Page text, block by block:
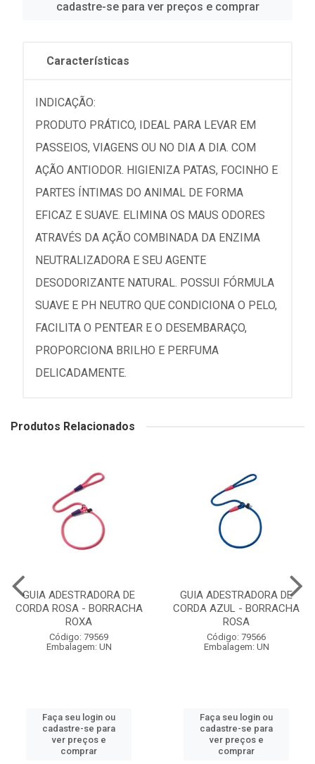
cadastre-se para ver preços e comprar
Características
INDICAÇÃO:
PRODUTO PRÁTICO, IDEAL PARA LEVAR EM
PASSEIOS, VIAGENS OU NO DIA A DIA. COM
AÇÃO ANTIODOR. HIGIENIZA PATAS, FOCINHO E
PARTES ÍNTIMAS DO ANIMAL DE FORMA
EFICAZ E SUAVE. ELIMINA OS MAUS ODORES
ATRAVÉS DA AÇÃO COMBINADA DA ENZIMA
NEUTRALIZADORA E SEU AGENTE
DESODORIZANTE NATURAL. POSSUI FÓRMULA
SUAVE E PH NEUTRO QUE CONDICIONA O PELO,
FACILITA O PENTEAR E O DESEMBARAÇO,
PROPORCIONA BRILHO E PERFUMA
DELICADAMENTE.
Produtos Relacionados
GUIA ADESTRADORA DE
CORDA ROSA - BORRACHA
ROXA
Código: 79569
Embalagem: UN
Faça seu login ou
cadastre-se para
ver preços e
comprar
GUIA ADESTRADORA DE
CORDA AZUL - BORRACHA
ROSA
Código: 79566
Embalagem: UN
Faça seu login ou
cadastre-se para
ver preços e
comprar